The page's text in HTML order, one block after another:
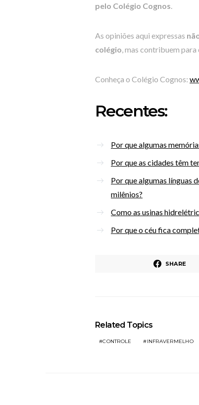
pelo Colégio Cognos.
As opiniões aqui expressas
colégio, mas contribuem
Conheça o Colégio Cognos:
Recentes:
Por que algumas
Por que as cidades têm
Por que algumas línguas
milênios?
Como as usinas
Por que o céu fica
SHARE
Related Topics
CONTROLE INFRAVERMELHO